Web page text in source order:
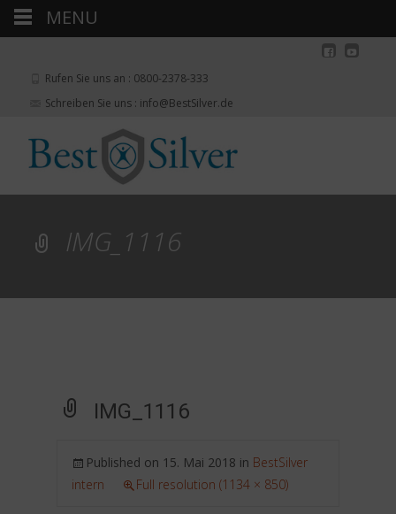
Rufen Sie uns an : 0800-2378-333
Schreiben Sie uns : info@BestSilver.de
IMG_1116
IMG_1116
Published on 15. Mai 2018 in BestSilver
intern
Full resolution (1134 × 850)
MENU